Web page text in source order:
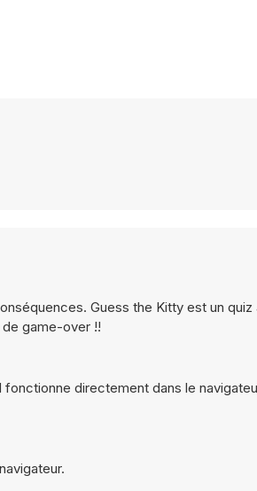
Guess the Kitty est un quiz
game-over !!
directement dans le